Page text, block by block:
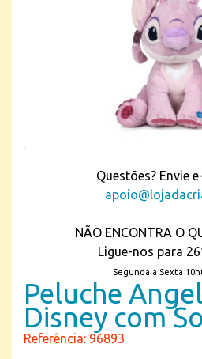
Questões? Envie
NÃO ENCONTRA O
Ligue-nos para
Segunda a Sexta
Peluche
Disney com
Referência: 96893